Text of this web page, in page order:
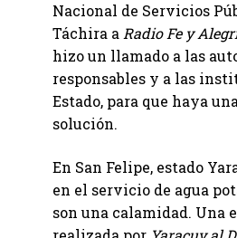
Nacional de Servicios
Táchira a Radio Fe y
hizo un llamado a las
responsables y a las
Estado, para que haya
solución.
En San Felipe, estado
en el servicio de agua
son una calamidad. Una